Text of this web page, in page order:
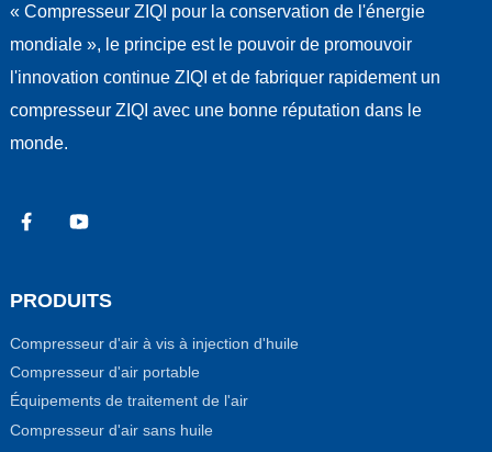
« Compresseur ZIQI pour la conservation de l'énergie
mondiale », le principe est le pouvoir de promouvoir
l'innovation continue ZIQI et de fabriquer rapidement un
compresseur ZIQI avec une bonne réputation dans le
monde.
PRODUITS
Compresseur d'air à vis à injection d'huile
Compresseur d'air portable
Équipements de traitement de l'air
Compresseur d'air sans huile